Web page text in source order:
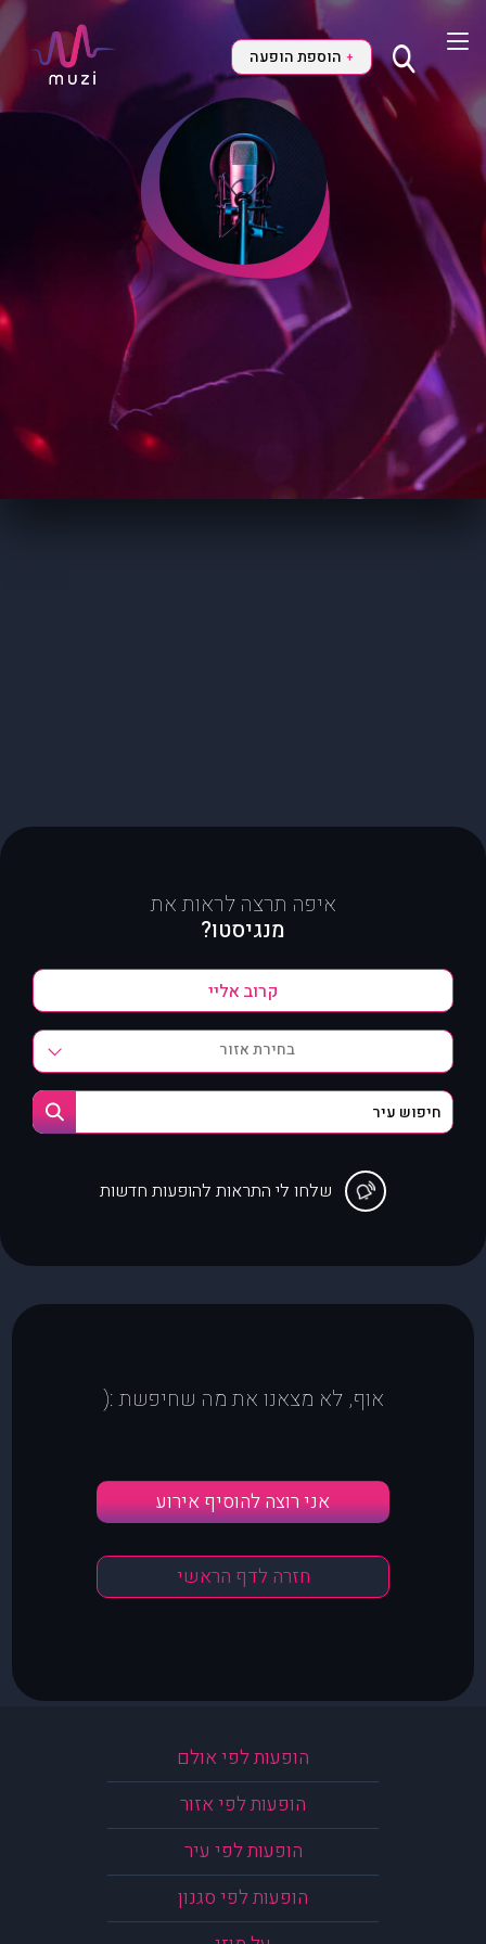
+ הוספת הופעה
איפה תרצה לראות את
מנגיסטו?
בחירת אזור
שלחו לי התראות להופעות חדשות
אוף, לא מצאנו את מה שחיפשת :(
אני רוצה להוסיף אירוע
חזרה לדף הראשי
הופעות לפי אולם
הופעות לפי אזור
הופעות לפי עיר
הופעות לפי סגנון